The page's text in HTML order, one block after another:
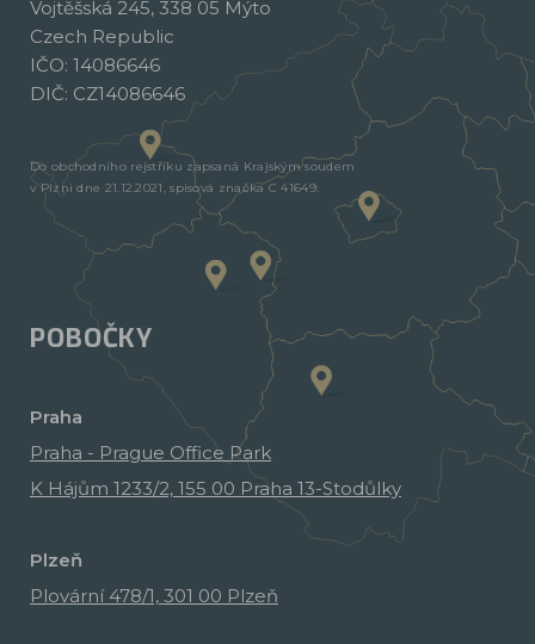
Vojtěšská 245, 338 05 Mýto
Czech Republic
IČO: 14086646
DIČ: CZ14086646
Do obchodního rejstříku zapsaná Krajským soudem
v Plzni dne 21.12.2021, spisová značka C 41649.
POBOČKY
Praha
Praha - Prague Office Park
K Hájům 1233/2, 155 00 Praha 13-Stodůlky
Plzeň
Plovární 478/1, 301 00 Plzeň